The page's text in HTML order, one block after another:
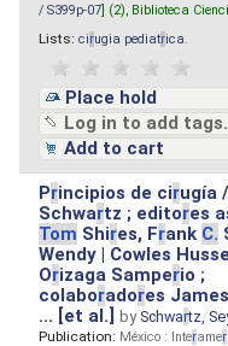
/ S399p-07 ] (2), Biblioteca
Lists: cirugia pediatrica
Place hold
Log in to add tags.
Add to cart
Principios de cirugía
Schwartz ; editores
Tom Shires, Frank C.
Wendy | Cowles Husse
Orizaga Samperio ;
colaboradores
... [et al.]by Schwartz,
Publication: México : Interamer